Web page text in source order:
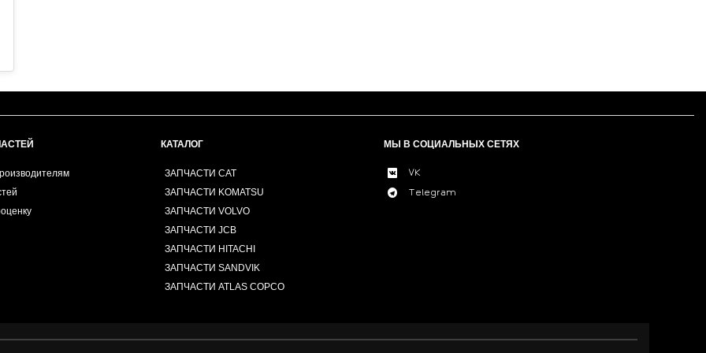
КАТАЛОГ
ЗАПЧАСТИ CAT
ЗАПЧАСТИ KOMATSU
ЗАПЧАСТИ VOLVO
ЗАПЧАСТИ JCB
ЗАПЧАСТИ HITACHI
ЗАПЧАСТИ SANDVIK
ЗАПЧАСТИ ATLAS COPCO
МЫ В СОЦИАЛЬНЫХ СЕТЯХ
VK
Telegram